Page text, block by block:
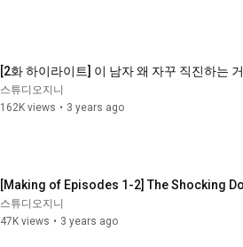
[2화 하이라이트] 이 남자 왜 자꾸 직진하는
스튜디오지니
162K views • 3 years ago
[Making of Episodes 1-2] The Shocking
스튜디오지니
47K views • 3 years ago